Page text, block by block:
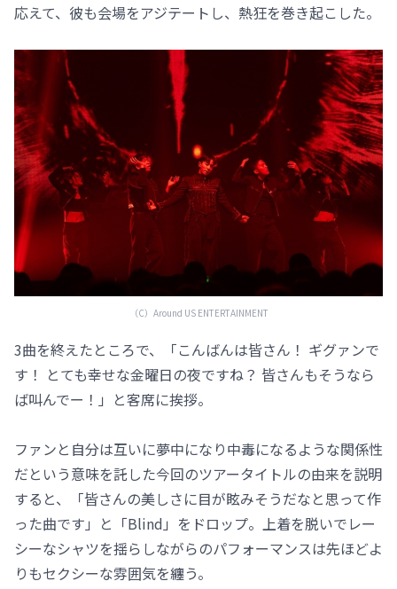
応えて、彼も会場をアジテートし、熱狂を巻き起こした。
（C）️Around US ENTERTAINMENT
3曲を終えたところで、「こんばんは皆さん！ ギグァンで
す！ とても幸せな金曜日の夜ですね？ 皆さんもそうなら
ば叫んでー！」と客席に挨拶。
ファンと自分は互いに夢中になり中毒になるような関係性
だという意味を託した今回のツアータイトルの由来を説明
すると、「皆さんの美しさに目が眩みそうだなと思って作
った曲です」と「Blind」をドロップ。上着を脱いでレー
シーなシャツを揺らしながらのパフォーマンスは先ほどよ
りもセクシーな雰囲気を纏う。